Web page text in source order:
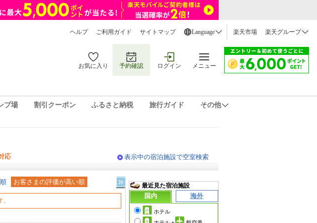
ヘルプ ご利用ガイド サイトマップ Language 楽天市場 楽天グループ
お気に入り 予約確認 ログイン メニュー
プ場 割引クーポン ふるさと納税 旅行ガイド その他
応 表示中の宿泊施設で空室検索
お客さまの評価が高い順
最近見た宿泊施設
国内
海外
ホテル